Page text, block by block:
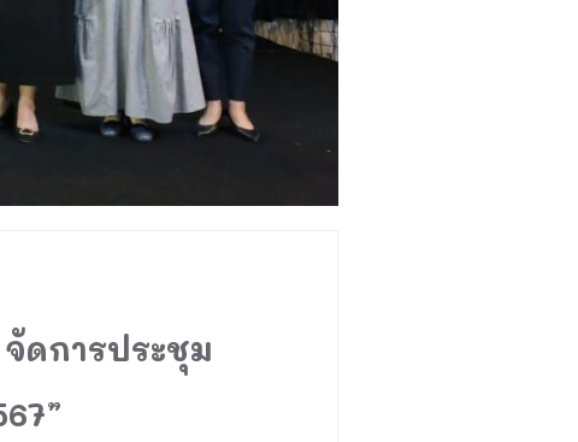
ดการประชุม